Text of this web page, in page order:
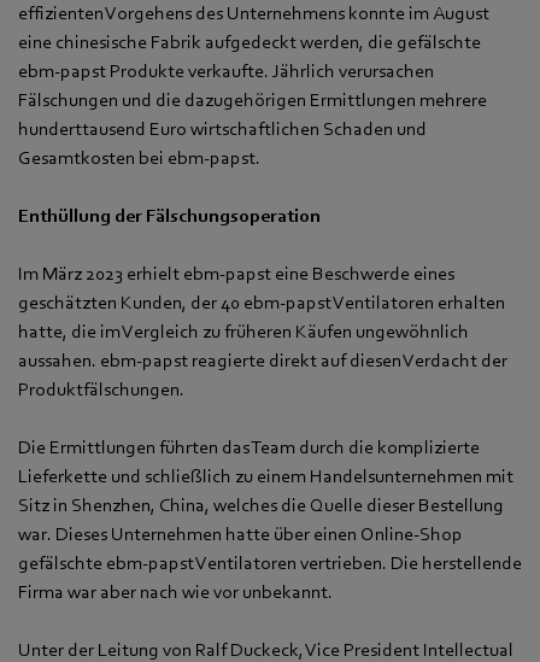
effizienten Vorgehens des Unternehmens konnte im August
eine chinesische Fabrik aufgedeckt werden, die gefälschte
ebm‑papst Produkte verkaufte. Jährlich verursachen
Fälschungen und die dazugehörigen Ermittlungen mehrere
hunderttausend Euro wirtschaftlichen Schaden und
Gesamtkosten bei ebm‑papst.
Enthüllung der Fälschungsoperation
Im März 2023 erhielt ebm‑papst eine Beschwerde eines
geschätzten Kunden, der 40 ebm‑papst Ventilatoren erhalten
hatte, die im Vergleich zu früheren Käufen ungewöhnlich
aussahen. ebm‑papst reagierte direkt auf diesen Verdacht der
Produktfälschungen.
Die Ermittlungen führten das Team durch die komplizierte
Lieferkette und schließlich zu einem Handelsunternehmen mit
Sitz in Shenzhen, China, welches die Quelle dieser Bestellung
war. Dieses Unternehmen hatte über einen Online-Shop
gefälschte ebm‑papst Ventilatoren vertrieben. Die herstellende
Firma war aber nach wie vor unbekannt.
Unter der Leitung von Ralf Duckeck, Vice President Intellectual